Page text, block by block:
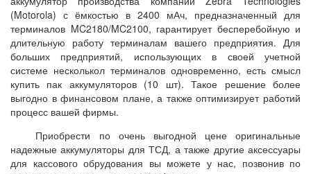
(Motorola) с ёмкостью в 2400 мАч, предназначенный для
терминалов MC2180/MC2100, гарантирует бесперебойную и
длительную работу терминалам вашего предприятия. Для
больших предприятий, использующих в своей учетной
системе несколькол терминалов одновременно, есть смысл
купить пак аккумуляторов (10 шт). Такое решение более
выгодно в финансовом плане, а также оптимизирует работий
процесс вашей фирмы.
Приобрести по очень выгодной цене оригинальные
надежные аккумуляторы для ТСД, а также другие аксессуары
для кассового обрудования вы можете у нас, позвонив по